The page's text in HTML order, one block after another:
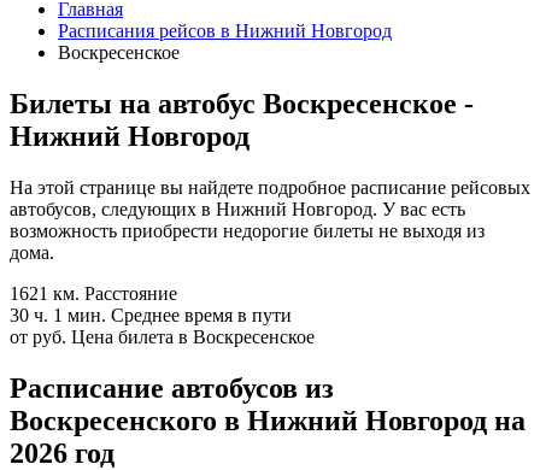
Главная
Расписания рейсов в Нижний Новгород
Воскресенское
Билеты на автобус Воскресенское -
Нижний Новгород
На этой странице вы найдете подробное расписание рейсовых
автобусов, следующих в Нижний Новгород. У вас есть
возможность приобрести недорогие билеты не выходя из
дома.
1621 км. Расстояние
30 ч. 1 мин. Среднее время в пути
от руб. Цена билета в Воскресенское
Расписание автобусов из
Воскресенского в Нижний Новгород на
2026 год